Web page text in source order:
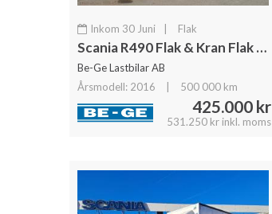
Inkom 30 Juni Flak
Scania R490 Flak & Kran Flak & Kranbil
Be-Ge Lastbilar AB
Årsmodell: 2016
500 000 km
425.000 kr
531.250 kr inkl. moms